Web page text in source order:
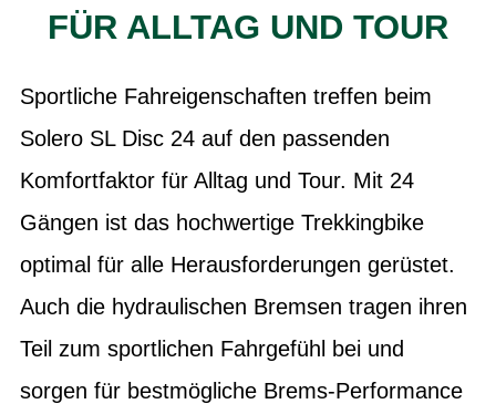
FÜR ALLTAG UND TOUR
Sportliche Fahreigenschaften treffen beim
Solero SL Disc 24 auf den passenden
Komfortfaktor für Alltag und Tour. Mit 24
Gängen ist das hochwertige Trekkingbike
optimal für alle Herausforderungen gerüstet.
Auch die hydraulischen Bremsen tragen ihren
Teil zum sportlichen Fahrgefühl bei und
sorgen für bestmögliche Brems-Performance